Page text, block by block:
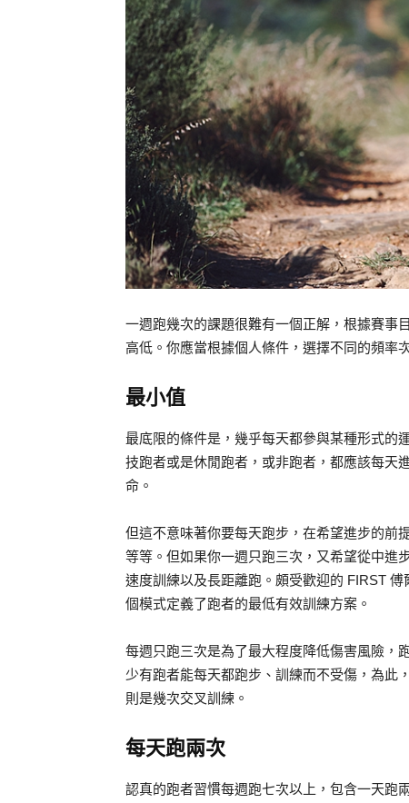
一週跑幾次的課題很難有一個正解，根據賽事
高低。你應當根據個人條件，選擇不同的頻率
最小值
最底限的條件是，幾乎每天都參與某種形式的
技跑者或是休閒跑者，或非跑者，都應該每天
命。
但這不意味著你要每天跑步，在希望進步的前
等等。但如果你一週只跑三次，又希望從中進
速度訓練以及長距離跑。頗受歡迎的 FIRST
個模式定義了跑者的最低有效訓練方案。
每週只跑三次是為了最大程度降低傷害風險，
少有跑者能每天都跑步、訓練而不受傷，為此
則是幾次交叉訓練。
每天跑兩次
認真的跑者習慣每週跑七次以上，包含一天跑